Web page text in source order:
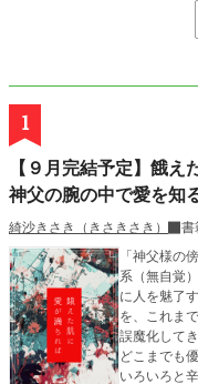
1
【９月完結予定】餓
神父の腕の中で愛を知
綺沙きさき（きさきさき）
書
「神父様の
系（無自覚）神父】
に人を魅了する容
を、これま
誤魔化して
どこまでも優
いろいろと